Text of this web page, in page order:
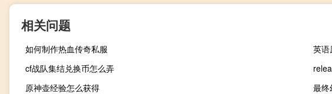
相关问题
如何制作热血传奇私服
英语
cf战队集结兑换币怎么弄
原神壶经验怎么获得
最终